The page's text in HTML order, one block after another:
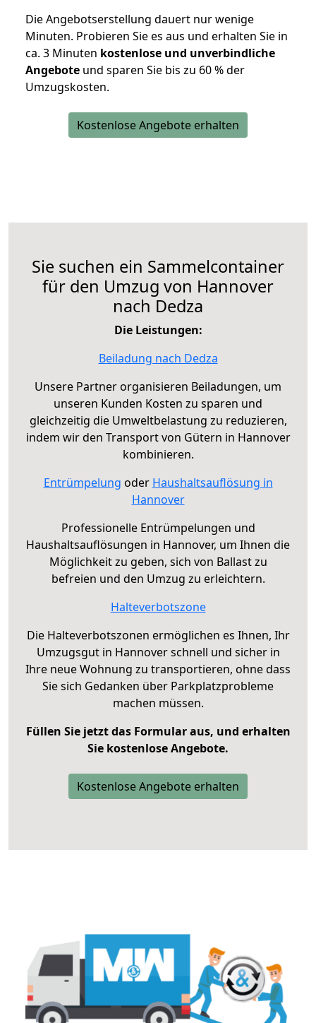
Die Angebotserstellung dauert nur wenige
Minuten. Probieren Sie es aus und erhalten Sie in
ca. 3 Minuten kostenlose und unverbindliche
Angebote und sparen Sie bis zu 60 % der
Umzugskosten.
Kostenlose Angebote erhalten
Sie suchen ein Sammelcontainer
für den Umzug von Hannover
nach Dedza
Die Leistungen:
Beiladung nach Dedza
Unsere Partner organisieren Beiladungen, um
unseren Kunden Kosten zu sparen und
gleichzeitig die Umweltbelastung zu reduzieren,
indem wir den Transport von Gütern in Hannover
kombinieren.
Entrümpelung oder Haushaltsauflösung in
Hannover
Professionelle Entrümpelungen und
Haushaltsauflösungen in Hannover, um Ihnen die
Möglichkeit zu geben, sich von Ballast zu
befreien und den Umzug zu erleichtern.
Halteverbotszone
Die Halteverbotszonen ermöglichen es Ihnen, Ihr
Umzugsgut in Hannover schnell und sicher in
Ihre neue Wohnung zu transportieren, ohne dass
Sie sich Gedanken über Parkplatzprobleme
machen müssen.
Füllen Sie jetzt das Formular aus, und erhalten
Sie kostenlose Angebote.
Kostenlose Angebote erhalten